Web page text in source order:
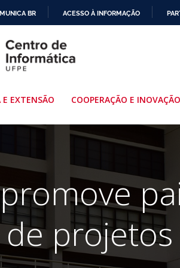
PARA
O
BR ACESSO À INFORMAÇÃO
E EXTENSÃO COOPERAÇÃO E INOVAÇÃO
projetos